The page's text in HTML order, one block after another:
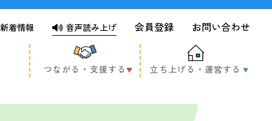
新着情報 音声読み上げ 会員登録 お問い合わせ
つながる・支援する 立ち上げる・運営する